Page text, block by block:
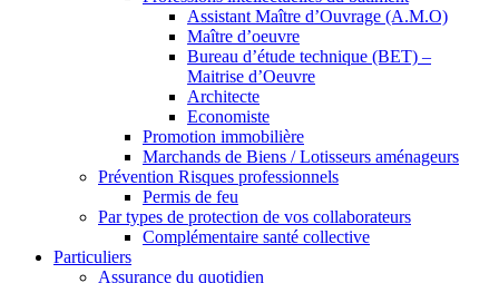
Assistant Maître d’Ouvrage (A.M.O)
Maître d’oeuvre
Bureau d’étude technique (BET) –
Maitrise d’Oeuvre
Architecte
Economiste
Promotion immobilière
Marchands de Biens / Lotisseurs aménageurs
Prévention Risques professionnels
Permis de feu
Par types de protection de vos collaborateurs
Complémentaire santé collective
Particuliers
Assurance du quotidien